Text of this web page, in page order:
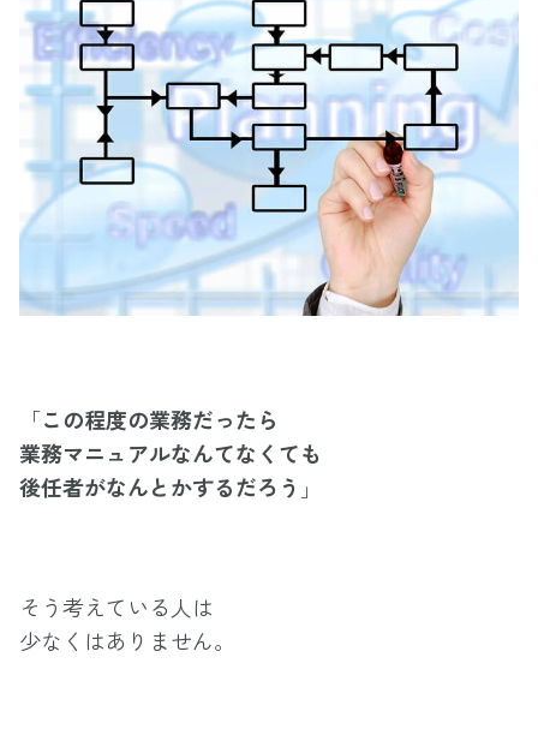
「この程度の業務だったら
業務マニュアルなんてなくても
後任者がなんとかするだろう 」
そう考えている人は
少なくはありません。